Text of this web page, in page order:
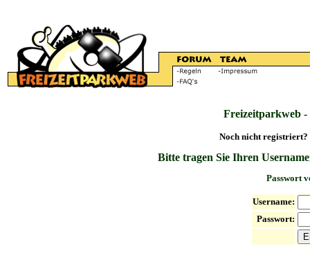
Freizeitparkweb
Noch nicht registriert?
Bitte tragen Sie Ihren
Passwort
Username:
Passwort: